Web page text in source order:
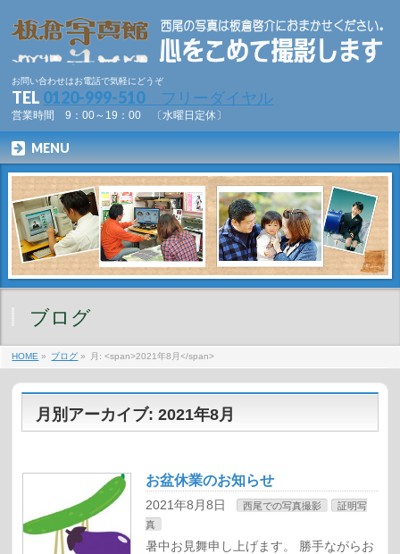
お問い合わせはお電話で気軽にどうぞ
TEL 0120-999-510 フリーダイヤル
営業時間 9：00～19：00 〔水曜日定休〕
MENU
ブログ
HOME » ブログ » 月: <span>2021年8月</span>
月別アーカイブ: 2021年8月
お盆休業のお知らせ
2021年8月8日 西尾での写真撮影
証明写
真
暑中お見舞申し上げます。 勝手ながらお